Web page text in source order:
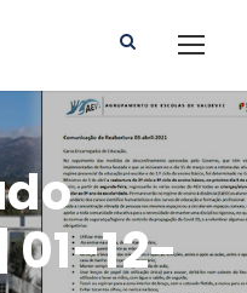
01-12-